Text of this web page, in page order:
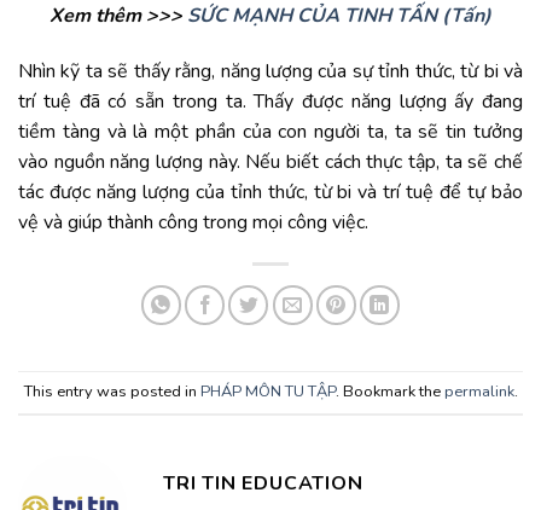
Xem thêm >>> SỨC MẠNH CỦA TINH TẤN (Tấn)
Nhìn kỹ ta sẽ thấy rằng, năng lượng của sự tỉnh thức, từ bi và
trí tuệ đã có sẵn trong ta. Thấy được năng lượng ấy đang
tiềm tàng và là một phần của con người ta, ta sẽ tin tưởng
vào nguồn năng lượng này. Nếu biết cách thực tập, ta sẽ chế
tác được năng lượng của tỉnh thức, từ bi và trí tuệ để tự bảo
vệ và giúp thành công trong mọi công việc.
This entry was posted in PHÁP MÔN TU TẬP. Bookmark the permalink.
TRI TIN EDUCATION